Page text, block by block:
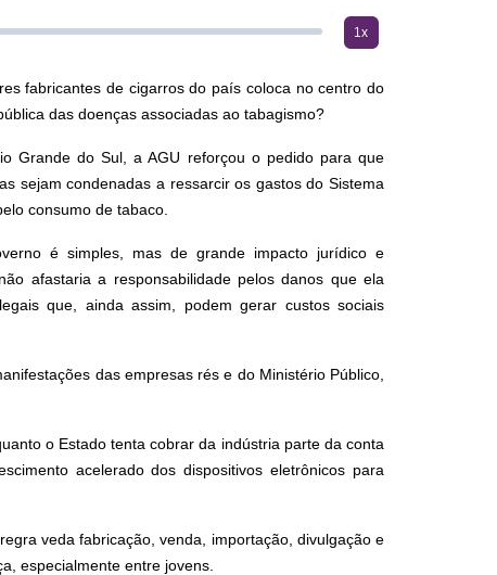
1x
fabricantes de cigarros do país coloca no centro do
das doenças associadas ao tabagismo?
Grande do Sul, a AGU reforçou o pedido para que
sejam condenadas a ressarcir os gastos do Sistema
consumo de tabaco.
é simples, mas de grande impacto jurídico e
afastaria a responsabilidade pelos danos que ela
que, ainda assim, podem gerar custos sociais
das empresas rés e do Ministério Público,
o Estado tenta cobrar da indústria parte da conta
acelerado dos dispositivos eletrônicos para
veda fabricação, venda, importação, divulgação e
especialmente entre jovens.